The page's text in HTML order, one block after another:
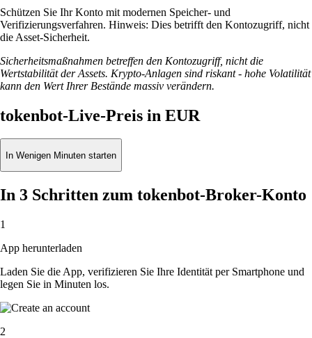
Schützen Sie Ihr Konto mit modernen Speicher- und
Verifizierungsverfahren. Hinweis: Dies betrifft den Kontozugriff, nicht
die Asset-Sicherheit.
Sicherheitsmaßnahmen betreffen den Kontozugriff, nicht die
Wertstabilität der Assets. Krypto-Anlagen sind riskant - hohe Volatilität
kann den Wert Ihrer Bestände massiv verändern.
tokenbot-Live-Preis in EUR
In Wenigen Minuten starten
In 3 Schritten zum tokenbot-Broker-Konto
1
App herunterladen
Laden Sie die App, verifizieren Sie Ihre Identität per Smartphone und
legen Sie in Minuten los.
2